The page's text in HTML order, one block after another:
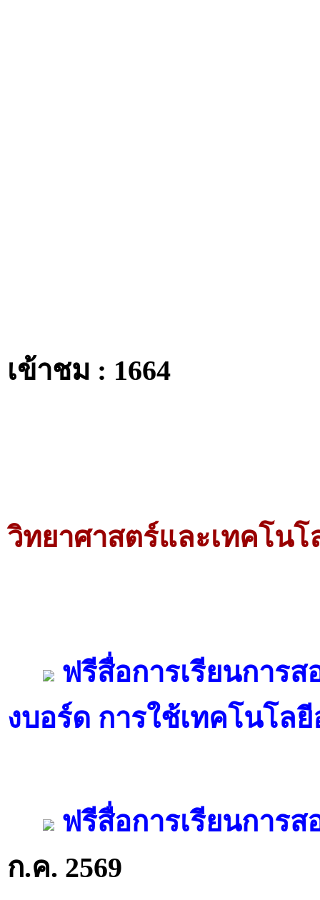
เข้าชม : 1664
วิทยาศาสตร์และเทคโน
ฟรีสื่อการเรียนการส
งบอร์ด การใช้เทคโนโล
ฟรีสื่อการเรียนการส
ก.ค. 2569